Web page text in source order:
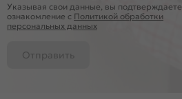
Указывая свои данные, вы подтверждаете
ознакомление c Политикой обработки
персональных данных
Отправить